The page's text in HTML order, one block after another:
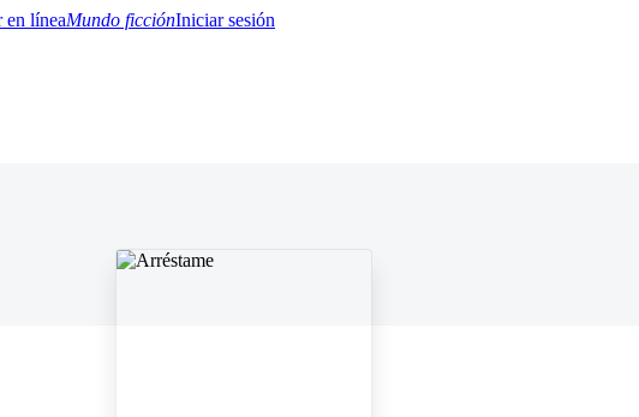
Mundo ficciónIniciar sesión
ParanormalMisterio/Thriller